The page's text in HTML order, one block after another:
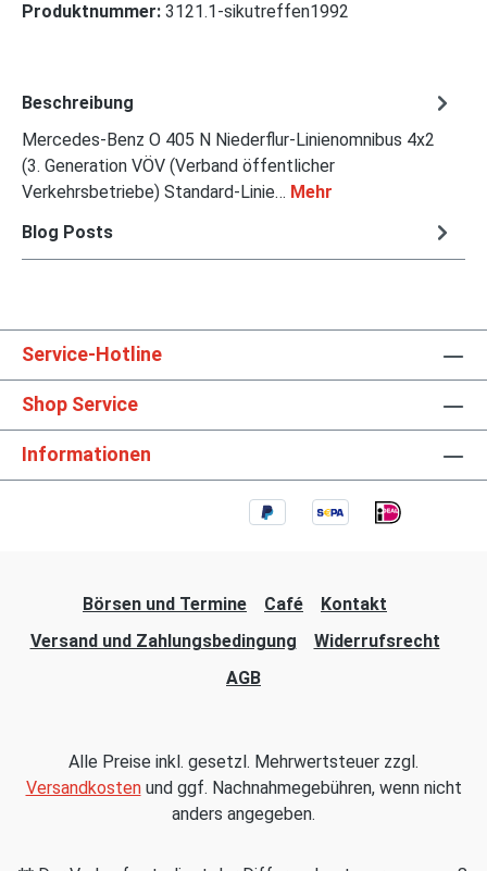
Produktnummer: 3121.1-sikutreffen1992
Beschreibung
Mercedes-Benz O 405 N Niederflur-Linienomnibus 4x2
(3. Generation VÖV (Verband öffentlicher
Verkehrsbetriebe) Standard-Linie… Mehr
Blog Posts
Service-Hotline
Shop Service
Informationen
Börsen und Termine Café
Kontakt
Versand und Zahlungsbedingung
Widerrufsrecht
AGB
Alle Preise inkl. gesetzl. Mehrwertsteuer zzgl.
Versandkostenund ggf. Nachnahmegebühren, wenn nicht
anders angegeben.